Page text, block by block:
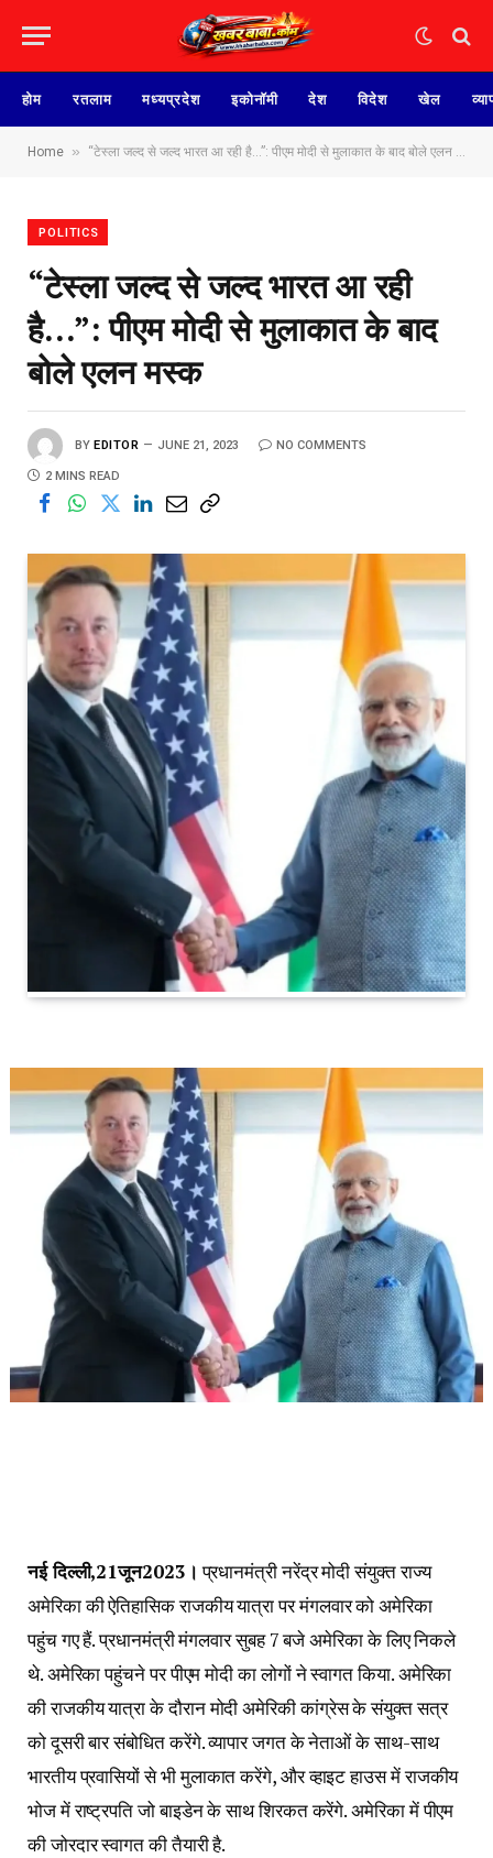
होम रतलाम मध्यप्रदेश इकोनॉमी देश विदेश खेल
Home » “टेस्ला जल्द से जल्द भारत आ रही है…”: पीएम मोदी से मुलाकात के बाद बोले एलन मस्क
POLITICS
“टेस्ला जल्द से जल्द भारत आ रही
है…”: पीएम मोदी से मुलाकात के बाद
बोले एलन मस्क
BY EDITOR JUNE 21, 2023 NO COMMENTS
2 MINS READ
नई दिल्ली,21जून2023। प्रधानमंत्री नरेंद्र मोदी संयुक्त राज्य
अमेरिका की ऐतिहासिक राजकीय यात्रा पर मंगलवार को अमेरिका
पहुंच गए हैं. प्रधानमंत्री मंगलवार सुबह 7 बजे अमेरिका के लिए निकले
थे. अमेरिका पहुंचने पर पीएम मोदी का लोगों ने स्वागत किया. अमेरिका
की राजकीय यात्रा के दौरान मोदी अमेरिकी कांग्रेस के संयुक्त सत्र
को दूसरी बार संबोधित करेंगे. व्यापार जगत के नेताओं के साथ-साथ
भारतीय प्रवासियों से भी मुलाकात करेंगे, और व्हाइट हाउस में राजकीय
भोज में राष्ट्रपति जो बाइडेन के साथ शिरकत करेंगे. अमेरिका में पीएम
की जोरदार स्वागत की तैयारी है.